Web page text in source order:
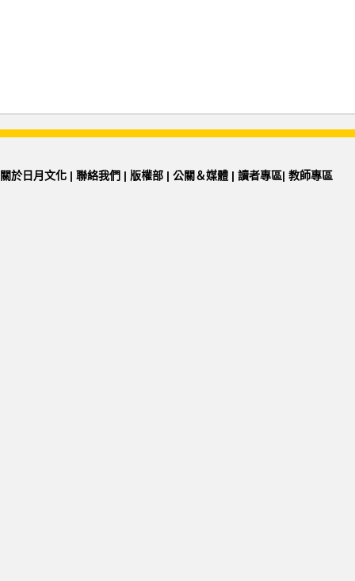
關於日月文化 | 聯絡我們 | 版權部 | 公關＆媒體 | 讀者專區| 教師專區